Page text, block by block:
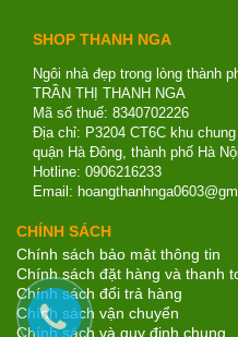
SHOP THANH NGA
Ngôi nhà đẹp trong lòng thành
TRẦN THỊ THANH NGA
Mã số thuế: 8340702226
Địa chỉ: P3204 CT6C khu
quận Hà Đông, thành phố Hà
Hotline: 0906216233
Email:
CHÍNH SÁCH
Chính sách bảo mật thông tin
Chính sách đặt hàng và thanh
Chính sách đổi trả hàng
Chính sách vận chuyển
Chính sách và quy định chung